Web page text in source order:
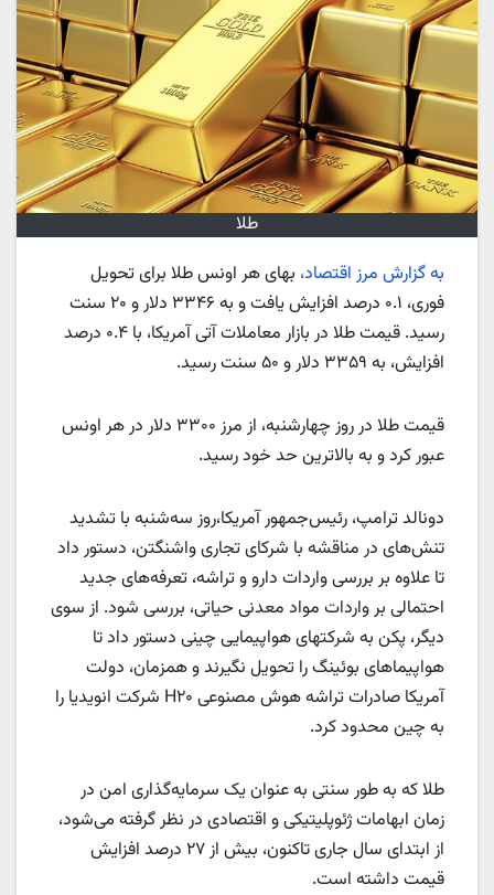
طلا
به گزارش مرز اقتصاد، بهای هر اونس طلا برای تحویل
فوری، ۰.۱ درصد افزایش یافت و به ۳۳۴۶ دلار و ۲۰ سنت
رسید. قیمت طلا در بازار معاملات آتی آمریکا، با ۰.۴ درصد
افزایش، به ۳۳۵۹ دلار و ۵۰ سنت رسید.
قیمت طلا در روز چهارشنبه، از مرز ۳۳۰۰ دلار در هر اونس
عبور کرد و به بالاترین حد خود رسید.
دونالد ترامپ، رئیس‌جمهور آمریکا،روز سه‌شنبه با تشدید
تنش‌های در مناقشه با شرکای تجاری واشنگتن، دستور داد
تا علاوه بر بررسی واردات دارو و تراشه، تعرفه‌های جدید
احتمالی بر واردات مواد معدنی حیاتی، بررسی شود. از سوی
دیگر، پکن به شرکتهای هواپیمایی چینی دستور داد تا
هواپیماهای بوئینگ را تحویل نگیرند و همزمان، دولت
آمریکا صادرات تراشه هوش مصنوعی H۲۰ شرکت انویدیا را
به چین محدود کرد.
طلا که به طور سنتی به عنوان یک سرمایه‌گذاری امن در
زمان ابهامات ژئوپلیتیکی و اقتصادی در نظر گرفته می‌شود،
از ابتدای سال جاری تاکنون، بیش از ۲۷ درصد افزایش
قیمت داشته است.